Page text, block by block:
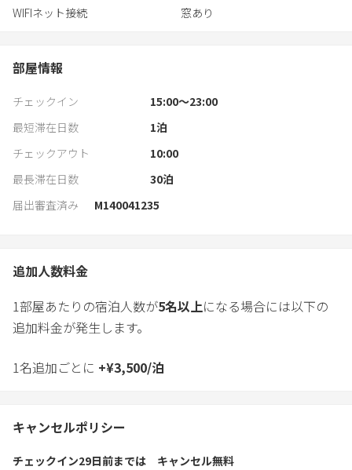
WIFIネット接続
窓あり
部屋情報
チェックイン
15:00〜23:00
最短滞在日数
1泊
チェックアウト
10:00
最長滞在日数
30泊
届出審査済み
M140041235
追加人数料金
1部屋あたりの宿泊人数が5名以上になる場合には以下の
追加料金が発生します。
1名追加ごとに +¥3,500/泊
キャンセルポリシー
チェックイン29日前までは
キャンセル無料